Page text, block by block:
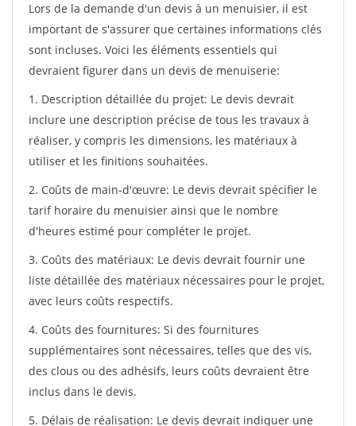
Lors de la demande d'un devis à un menuisier, il est
important de s'assurer que certaines informations clés
sont incluses. Voici les éléments essentiels qui
devraient figurer dans un devis de menuiserie:
1. Description détaillée du projet: Le devis devrait
inclure une description précise de tous les travaux à
réaliser, y compris les dimensions, les matériaux à
utiliser et les finitions souhaitées.
2. Coûts de main-d'œuvre: Le devis devrait spécifier le
tarif horaire du menuisier ainsi que le nombre
d'heures estimé pour compléter le projet.
3. Coûts des matériaux: Le devis devrait fournir une
liste détaillée des matériaux nécessaires pour le projet,
avec leurs coûts respectifs.
4. Coûts des fournitures: Si des fournitures
supplémentaires sont nécessaires, telles que des vis,
des clous ou des adhésifs, leurs coûts devraient être
inclus dans le devis.
5. Délais de réalisation: Le devis devrait indiquer une